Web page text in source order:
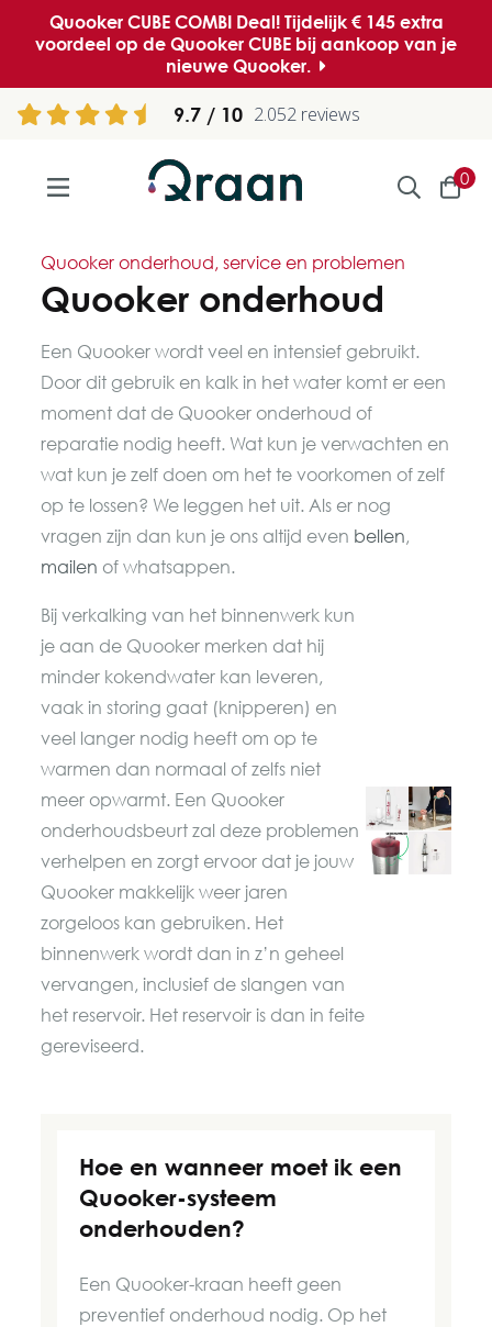
Quooker CUBE COMBI Deal! Tijdelijk € 145 extra
voordeel op de Quooker CUBE bij aankoop van je
nieuwe Quooker.
9.7 2.052 reviews
0
Quooker onderhoud, service en problemen
Quooker onderhoud
Een Quooker wordt veel en intensief gebruikt.
Door dit gebruik en kalk in het water komt er een
moment dat de Quooker onderhoud of
reparatie nodig heeft. Wat kun je verwachten en
wat kun je zelf doen om het te voorkomen of zelf
op te lossen? We leggen het uit. Als er nog
vragen zijn dan kun je ons altijd even bellen,
mailen of whatsappen.
Bij verkalking van het binnenwerk kun
je aan de Quooker merken dat hij
minder kokendwater kan leveren,
vaak in storing gaat (knipperen) en
veel langer nodig heeft om op te
warmen dan normaal of zelfs niet
meer opwarmt. Een Quooker
onderhoudsbeurt zal deze problemen
verhelpen en zorgt ervoor dat je jouw
Quooker makkelijk weer jaren
zorgeloos kan gebruiken. Het
binnenwerk wordt dan in z’n geheel
vervangen, inclusief de slangen van
het reservoir. Het reservoir is dan in feite
gereviseerd.
Hoe en wanneer moet ik een
Quooker-systeem
onderhouden?
Een Quooker-kraan heeft geen
preventief onderhoud nodig. Op het